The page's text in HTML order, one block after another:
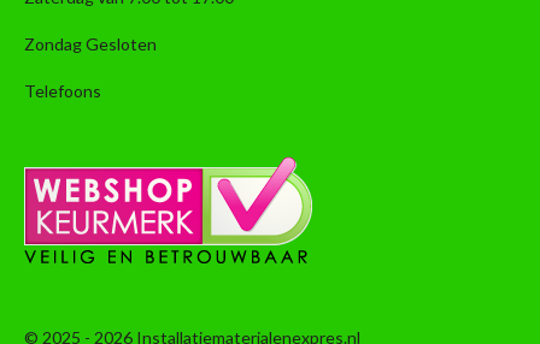
Zondag Gesloten
Telefoons
© 2025 - 2026 Installatiematerialenexpres.nl